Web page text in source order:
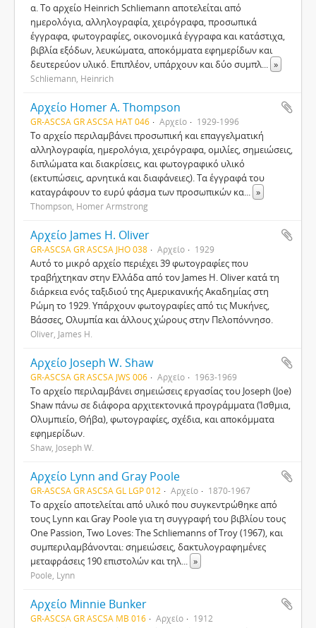
α. Το αρχείο Heinrich Schliemann αποτελείται από
ημερολόγια, αλληλογραφία, χειρόγραφα, προσωπικά
έγγραφα, φωτογραφίες, οικονομικά έγγραφα και κατάστιχα,
βιβλία εξόδων, λευκώματα, αποκόμματα εφημερίδων και
δευτερεύον υλικό. Επιπλέον, υπάρχουν και δύο συμπλ... »
Schliemann, Heinrich
Αρχείο Homer A. Thompson
GR-ASCSA GR ASCSA HAT 046 Αρχείο 1929-1996
Το αρχείο περιλαμβάνει προσωπική και επαγγελματική
αλληλογραφία, ημερολόγια, χειρόγραφα, ομιλίες, σημειώσεις,
διπλώματα και διακρίσεις, και φωτογραφικό υλικό
(εκτυπώσεις, αρνητικά και διαφάνειες). Τα έγγραφά του
καταγράφουν το ευρύ φάσμα των προσωπικών κα... »
Thompson, Homer Armstrong
Αρχείο James H. Oliver
GR-ASCSA GR ASCSA JHO 038 Αρχείο 1929
Αυτό το μικρό αρχείο περιέχει 39 φωτογραφίες που
τραβήχτηκαν στην Ελλάδα από τον James H. Oliver κατά τη
διάρκεια ενός ταξιδιού της Αμερικανικής Ακαδημίας στη
Ρώμη το 1929. Υπάρχουν φωτογραφίες από τις Μυκήνες,
Βάσσες, Ολυμπία και άλλους χώρους στην Πελοπόννησο.
Oliver, James H.
Αρχείο Joseph W. Shaw
GR-ASCSA GR ASCSA JWS 006 Αρχείο 1963-1969
Το αρχείο περιλαμβάνει σημειώσεις εργασίας του Joseph (Joe)
Shaw πάνω σε διάφορα αρχιτεκτονικά προγράμματα (Ίσθμια,
Ολυμπιείο, Θήβα), φωτογραφίες, σχέδια, και αποκόμματα
εφημερίδων.
Shaw, Joseph W.
Αρχείο Lynn and Gray Poole
GR-ASCSA GR ASCSA GL LGP 012 Αρχείο 1870-1967
Το αρχείο αποτελείται από υλικό που συγκεντρώθηκε από
τους Lynn και Gray Poole για τη συγγραφή του βιβλίου τους
One Passion, Two Loves: The Schliemanns of Troy (1967), και
συμπεριλαμβάνονται: σημειώσεις, δακτυλογραφημένες
μεταφράσεις 190 επιστολών και τηλ... »
Poole, Lynn
Αρχείο Minnie Bunker
GR-ASCSA GR ASCSA MB 016 Αρχείο 1912